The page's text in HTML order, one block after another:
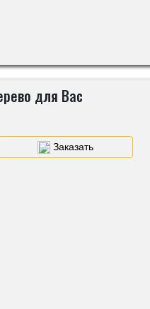
для Вас
Заказать